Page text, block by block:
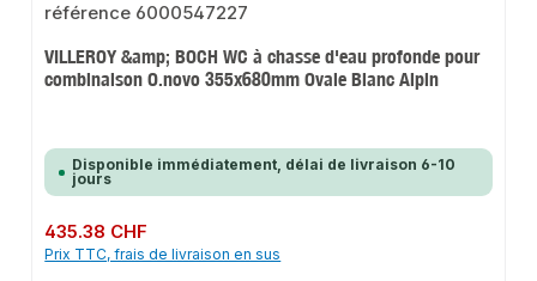
VILLEROY &amp; BOCH WC à chasse d'eau profonde pour
combinaison O.novo 355x680mm Ovale Blanc Alpin
Disponible immédiatement, délai de livraison 6-10
jours
Prix régulier :
435.38 CHF
Prix TTC, frais de livraison en sus